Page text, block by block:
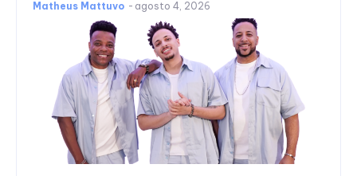
Matheus Mattuvo - agosto 4, 2026